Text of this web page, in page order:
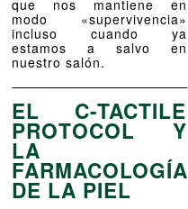
que nos mantiene en
modo «supervivencia»
incluso cuando ya
estamos a salvo en
nuestro salón.
EL C-TACTILE
PROTOCOL Y
LA
FARMACOLOGÍA
DE LA PIEL